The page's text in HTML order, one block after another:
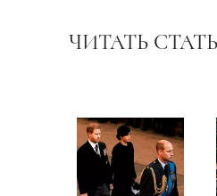
ЧИТАТЬ